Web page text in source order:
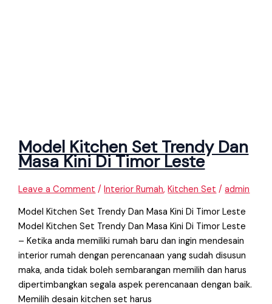
Model Kitchen Set Trendy Dan
Masa Kini Di Timor Leste
Leave a Comment /Interior Rumah,Kitchen Set /admin
Model Kitchen Set Trendy Dan Masa Kini Di Timor Leste
Model Kitchen Set Trendy Dan Masa Kini Di Timor Leste
– Ketika anda memiliki rumah baru dan ingin mendesain
interior rumah dengan perencanaan yang sudah disusun
maka, anda tidak boleh sembarangan memilih dan harus
dipertimbangkan segala aspek perencanaan dengan baik.
Memilih desain kitchen set harus